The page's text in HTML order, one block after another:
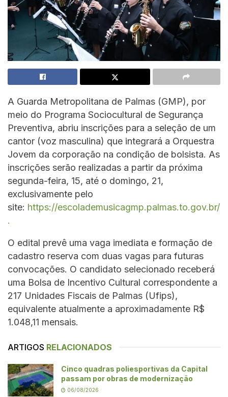
A Guarda Metropolitana de Palmas (GMP), por
meio do Programa Sociocultural de Segurança
Preventiva, abriu inscrições para a seleção de um
cantor (voz masculina) que integrará a Orquestra
Jovem da corporação na condição de bolsista. As
inscrições serão realizadas a partir da próxima
segunda-feira, 15, até o domingo, 21,
exclusivamente pelo
site: https://escolademusicagmp.palmas.to.gov.br/
.
O edital prevê uma vaga imediata e formação de
cadastro reserva com duas vagas para futuras
convocações. O candidato selecionado receberá
uma Bolsa de Incentivo Cultural correspondente a
217 Unidades Fiscais de Palmas (Ufips),
equivalente atualmente a aproximadamente R$
1.048,11 mensais.
ARTIGOS RELACIONADOS
Cinco quadras poliesportivas da Capital
passam por obras de modernização
06/08/2026